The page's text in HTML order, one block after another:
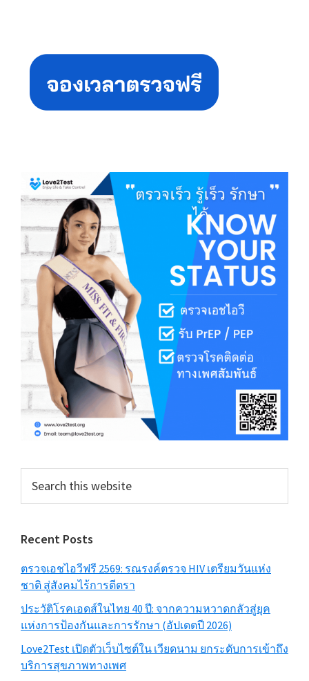
Sidebar
this
Recent Posts
ตรวจเอชไอวีฟรี 2569: รณรงค์ตรวจ HIV เตรียมวันแห่ง
ชาติ สู่สังคมไร้การตีตรา
ประวัติโรคเอดส์ในไทย 40 ปี: จากความหวาดกลัวสู่ยุค
แห่งการป้องกันและการรักษา (อัปเดตปี 2026)
Love2Test เปิดตัวเว็บไซต์ใน เวียดนาม ยกระดับการเข้าถึง
บริการสุขภาพทางเพศ